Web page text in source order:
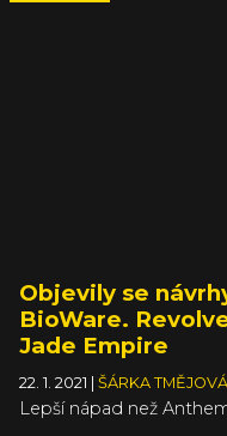
Objevily se
BioWare.
Jade Empire
22. 1. 2021 ŠÁRKA TMĚJOVÁ
Lepší nápad než